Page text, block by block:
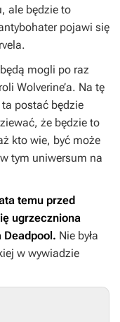
ale będzie to
pojawi się
mogli po raz
Wolverine’a. Na tę
postać będzie
że będzie to
kto wie, być może
tym uniwersum na
temu przed
ugrzeczniona
Deadpool. Nie była
w wywiadzie